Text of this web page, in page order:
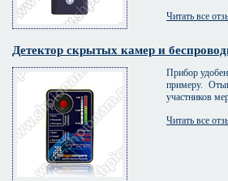
Читать все
Детектор скрытых камер и
Прибор
примеру.
участников
Читать все